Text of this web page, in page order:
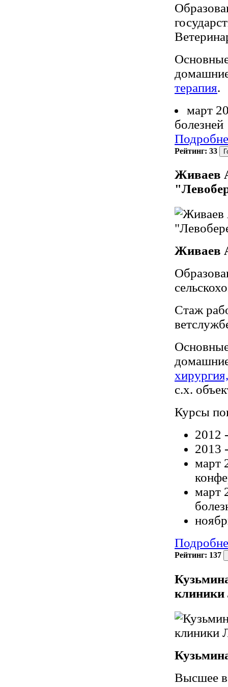
терапия.
март
болезней
Рейтинг: 33
Живаев
Живаев
Стаж
с.х.
Курсы
2012
2013
март
март
Рейтинг: 137
клиники
Высшее